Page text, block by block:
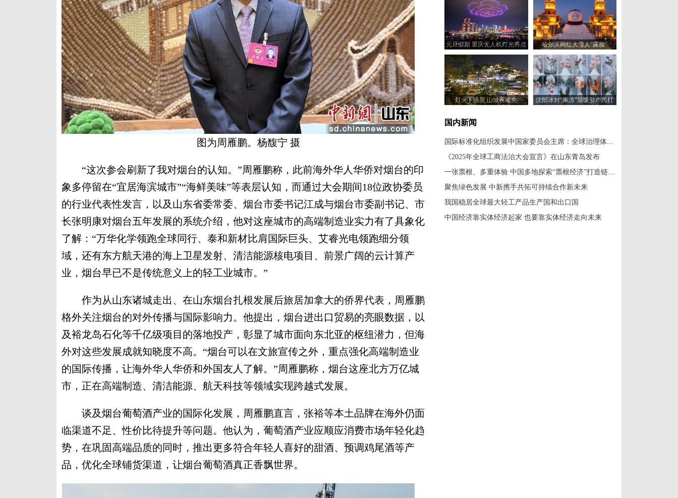
图为周雁鹏。杨馥宁 摄
“这次参会刷新了我对烟台的认知。”周雁鹏称，此前海外华人华侨对烟台的印
象多停留在“宜居海滨城市”“海鲜美味”等表层认知，而通过大会期间18位政协委员
的行业代表性发言，以及山东省委常委、烟台市委书记江成与烟台市委副书记、市
长张明康对烟台五年发展的系统介绍，他对这座城市的高端制造业实力有了具象化
了解：“万华化学领跑全球同行、泰和新材比肩国际巨头、艾睿光电领跑细分领
域，还有东方航天港的海上卫星发射、清洁能源核电项目、前景广阔的云计算产
业，烟台早已不是传统意义上的轻工业城市。”
作为从山东诸城走出、在山东烟台扎根发展后旅居加拿大的侨界代表，周雁鹏
格外关注烟台的对外传播与国际影响力。他提出，烟台进出口贸易的亮眼数据，以
及裕龙岛石化等千亿级项目的落地投产，彰显了城市面向东北亚的枢纽潜力，但海
外对这些发展成就知晓度不高。“烟台可以在文旅宣传之外，重点强化高端制造业
的国际传播，让海外华人华侨和外国友人了解。”周雁鹏称，烟台这座北方万亿城
市，正在高端制造、清洁能源、航天科技等领域实现跨越式发展。
谈及烟台葡萄酒产业的国际化发展，周雁鹏直言，张裕等本土品牌在海外仍面
临渠道不足、性价比待提升等问题。他认为，葡萄酒产业应顺应消费市场年轻化趋
势，在巩固高端品质的同时，推出更多符合年轻人喜好的甜酒、预调鸡尾酒等产
品，优化全球铺货渠道，让烟台葡萄酒真正香飘世界。
元旦假期 重庆无人机灯光秀点
亮绚丽夜空
哈尔滨网红大雪人“露脸”
灯火下浩里 山城夜未央
沈阳冰封“果冻”墙吸引市民打
国内新闻
国际标准化组织发展中国家委员会主席：全球治理体系改革应共建共享
《2025年全球工商法治大会宣言》在山东青岛发布
一张票根、多重体验 中国多地探索“票根经济”打造链式消费新场景
聚焦绿色发展 中新携手共拓可持续合作新未来
我国稳居全球最大轻工产品生产国和出口国
中国经济靠实体经济起家 也要靠实体经济走向未来